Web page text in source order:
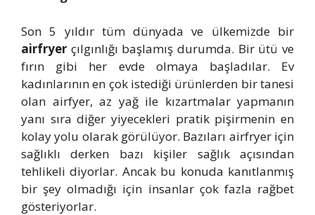
Son 5 yıldır tüm dünyada ve ülkemizde bir
airfryer çılgınlığı başlamış durumda. Bir ütü ve
fırın gibi her evde olmaya başladılar. Ev
kadınlarının en çok istediği ürünlerden bir tanesi
olan airfyer, az yağ ile kızartmalar yapmanın
yanı sıra diğer yiyecekleri pratik pişirmenin en
kolay yolu olarak görülüyor. Bazıları airfryer için
sağlıklı derken bazı kişiler sağlık açısından
tehlikeli diyorlar. Ancak bu konuda kanıtlanmış
bir şey olmadığı için insanlar çok fazla rağbet
gösteriyorlar.